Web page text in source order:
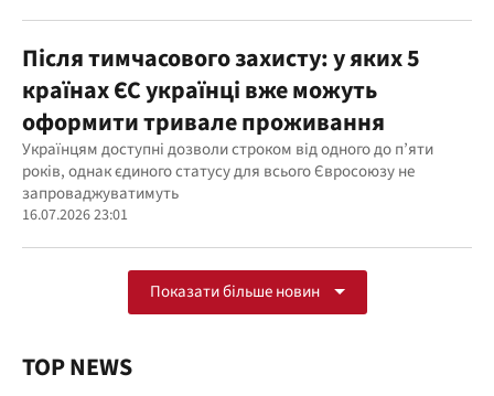
Після тимчасового захисту: у яких 5
країнах ЄС українці вже можуть
оформити тривале проживання
Українцям доступні дозволи строком від одного до п’яти
років, однак єдиного статусу для всього Євросоюзу не
запроваджуватимуть
16.07.2026 23:01
Показати більше новин
TOP NEWS